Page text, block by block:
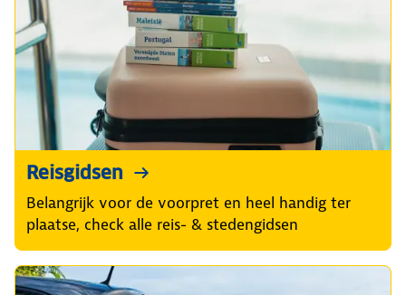
Reisgidsen
Belangrijk voor de voorpret en heel handig ter
plaatse, check alle reis- & stedengidsen